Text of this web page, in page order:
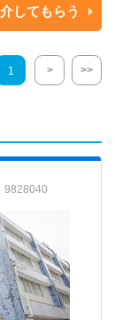
してもらう
1 > >>
9828040